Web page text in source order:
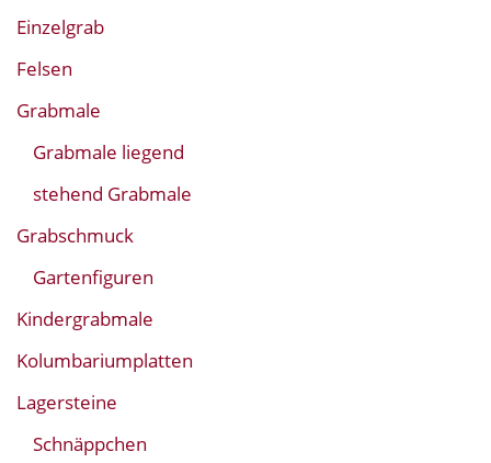
Einzelgrab
Felsen
Grabmale
Grabmale liegend
stehend Grabmale
Grabschmuck
Gartenfiguren
Kindergrabmale
Kolumbariumplatten
Lagersteine
Schnäppchen